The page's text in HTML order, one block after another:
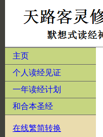
主页
个人读经见证
一年读经计划
和合本圣经
在线繁简转换